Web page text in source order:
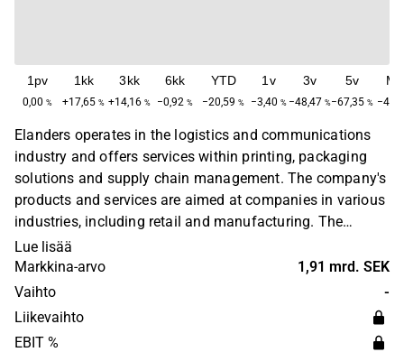
1pv
0,00 %
1kk
+17,65 %
3kk
+14,16 %
6kk
−0,92 %
YTD
−20,59 %
1v
−3,40 %
3v
−48,47 %
5v
−67,35 %
Elanders operates in the logistics and communications
industry and offers services within printing, packaging
solutions and supply chain management. The company's
products and services are aimed at companies in various
industries, including retail and manufacturing. The
operations are global with a main presence in China,
Singapore, the UK, Sweden, Germany and the USA.
Elanders was founded in 1908 and is headquartered in
Sweden.
Lue lisää
Markkina-arvo
1,91 mrd. SEK
Vaihto
-
Liikevaihto
EBIT %